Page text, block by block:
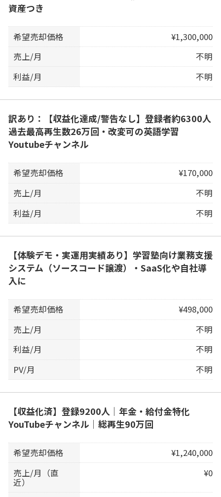
資産つき
希望売却価格
¥1,300,000
売上/月
不明
利益/月
不明
訳あり：【収益化達成/警告なし】登録者約6300人
過去最高再生数26万回・改変可の英語学習
Youtubeチャンネル
希望売却価格
¥170,000
売上/月
不明
利益/月
不明
【体験デモ・実運用実績あり】学習塾向け業務支援
システム（ソースコード譲渡）・SaaS化や自社導
入に
希望売却価格
¥498,000
売上/月
不明
利益/月
不明
PV/月
不明
【収益化済】登録9200人｜年金・給付金特化
YouTubeチャンネル｜総再生90万回
希望売却価格
¥1,240,000
売上/月（直
近）
¥0